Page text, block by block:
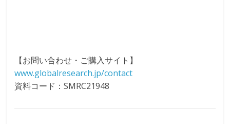
【お問い合わせ・ご購入サイト】
www.globalresearch.jp/contact
資料コード：SMRC21948